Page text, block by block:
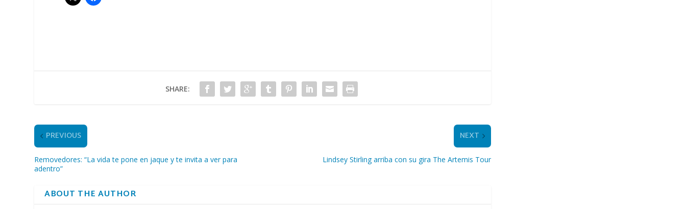
SHARE:
PREVIOUS
Removedores: “La vida te pone en jaque y te invita a ver para
adentro”
NEXT
Lindsey Stirling arriba con su gira The Artemis Tour
ABOUT THE AUTHOR